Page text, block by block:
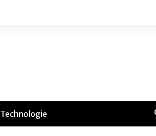
Technologie